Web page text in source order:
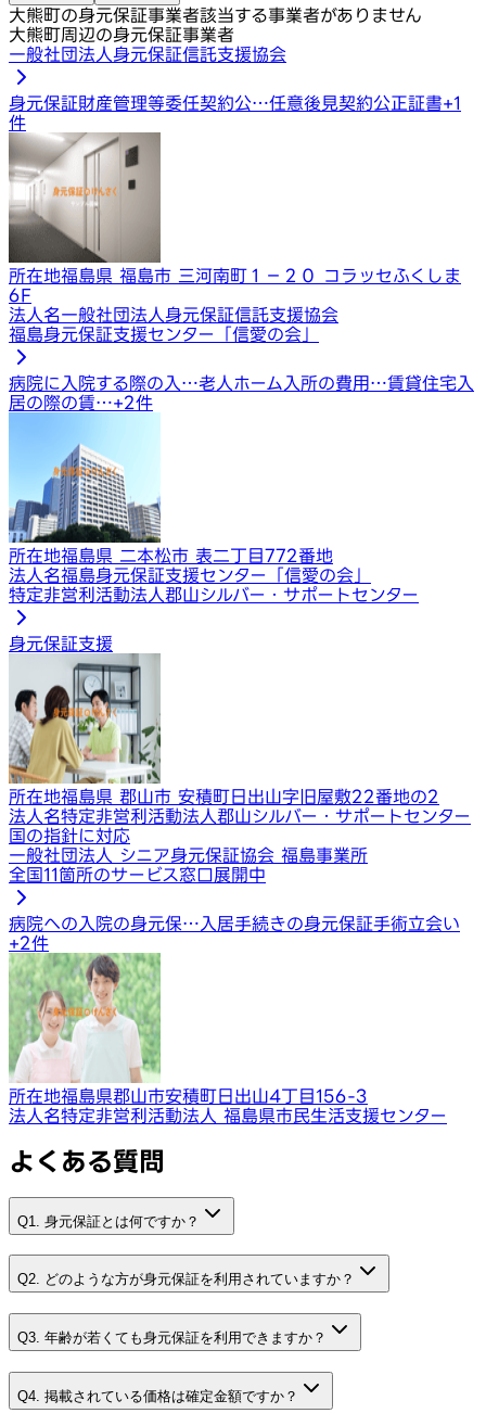
大熊町の身元保証事業者該当する事業者がありません
大熊町周辺の身元保証事業者
一般社団法人身元保証信託支援協会
身元保証財産管理等委任契約公…任意後見契約公正証書+1
件
所在地福島県 福島市 三河南町１−２０ コラッセふくしま
6F
法人名一般社団法人身元保証信託支援協会
福島身元保証支援センター「信愛の会」
病院に入院する際の入…老人ホーム入所の費用…賃貸住宅入
居の際の賃…+2件
所在地福島県 二本松市 表二丁目772番地
法人名福島身元保証支援センター「信愛の会」
特定非営利活動法人郡山シルバー・サポートセンター
身元保証支援
所在地福島県 郡山市 安積町日出山字旧屋敷22番地の2
法人名特定非営利活動法人郡山シルバー・サポートセンター
国の指針に対応
一般社団法人 シニア身元保証協会 福島事業所
全国11箇所のサービス窓口展開中
病院への入院の身元保… 入居手続きの身元保証手術立会い
+2件
所在地福島県郡山市安積町日出山4丁目156-3
法人名特定非営利活動法人 福島県市民生活支援センター
よくある質問
Q1. 身元保証とは何ですか？
Q2. どのような方が身元保証を利用されていますか？
Q3. 年齢が若くても身元保証を利用できますか？
Q4. 掲載されている価格は確定金額ですか？